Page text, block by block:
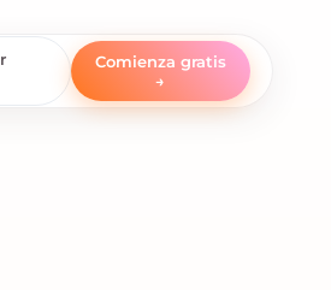
Comienza gratis
→